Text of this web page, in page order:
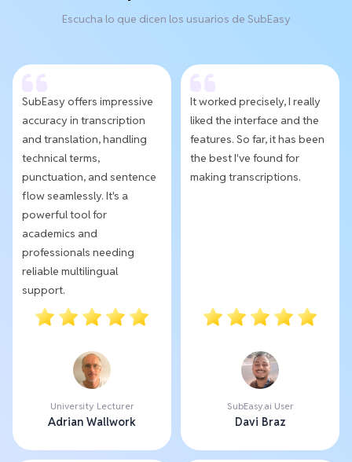
Escucha lo que dicen los usuarios de SubEasy
SubEasy offers impressive
accuracy in transcription
and translation, handling
technical terms,
punctuation, and sentence
flow seamlessly. It's a
powerful tool for
academics and
professionals needing
reliable multilingual
support.
University Lecturer
Adrian Wallwork
It worked precisely, I really
liked the interface and the
features. So far, it has been
the best I've found for
making transcriptions.
SubEasy.ai User
Davi Braz